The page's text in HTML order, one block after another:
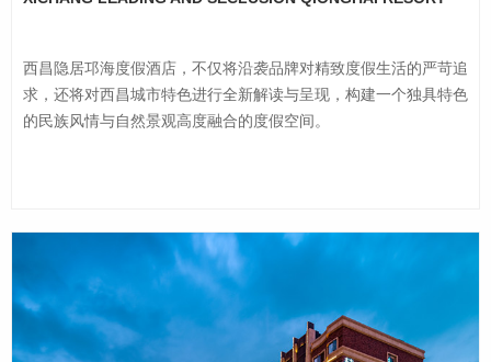
西昌隐居邛海度假酒店，不仅将沿袭品牌对精致度假生活的严苛追
求，还将对西昌城市特色进行全新解读与呈现，构建一个独具特色
的民族风情与自然景观高度融合的度假空间。